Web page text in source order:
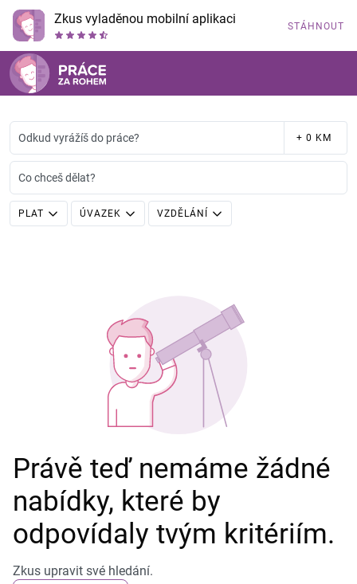
Zkus vyladěnou mobilní aplikaci STÁHNOUT
Odkud vyrážíš do práce? + 0 KM
Co chceš dělat?
PLAT ÚVAZEK VZDĚLÁNÍ
Právě teď nemáme žádné
nabídky, které by
odpovídaly tvým kritériím.
Zkus upravit své hledání.